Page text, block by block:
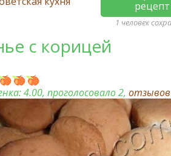
рецепт
1 человек
с корицей
4.00, проголосовало 2,